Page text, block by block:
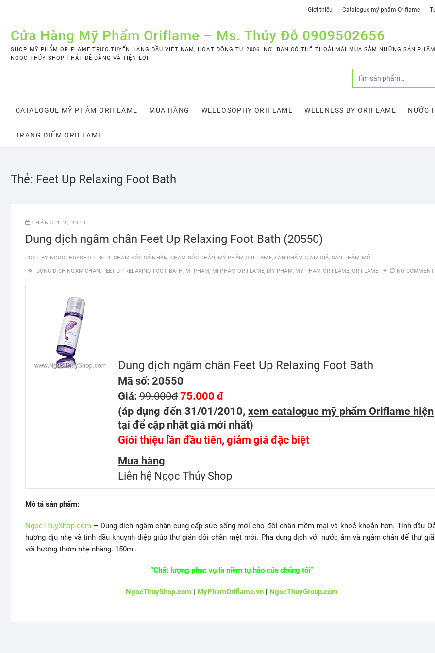
content
Giới thiệu Catalogue mỹ phẩm Oriflame
Cửa Hàng Mỹ Phẩm Oriflame – Ms. Thúy Đỗ 0909502656
SHOP MỸ PHẨM ORIFLAME TRỰC TUYẾN HÀNG ĐẦU VIỆT NAM, HOẠT ĐỘNG TỪ 2006. NƠI BẠN CÓ THỂ THOẢI MÁI MUA SẮM NHỮNG SẢN
NGỌC THÚY SHOP THẬT DỄ DÀNG VÀ TIỆN LỢI
CATALOGUE MỸ PHẨM ORIFLAME MUA HÀNG WELLOSOPHY ORIFLAME WELLNESS BY ORIFLAME NƯỚC
TRANG ĐIỂM ORIFLAME
Thẻ: Feet Up Relaxing Foot Bath
THÁNG 1 2, 2011
Dung dịch ngâm chân Feet Up Relaxing Foot Bath (20550)
POST BY NGOCTHUYSHOP 4. CHĂM SÓC CÁ NHÂN, CHĂM SÓC CHÂN, MỸ PHẨM ORIFLAME,SẢN PHẨM GIẢM GIÁ,SẢN PHẨM MỚI
DUNG DICH NGAM CHAN, FEET UP RELAXING FOOT BATH, MI PHAM, MI PHAM ORIFLAME, MY PHAM, MY PHAM ORIFLAME, ORIFLAME NO
Dung dịch ngâm chân Feet Up Relaxing Foot Bath
Mã số: 20550
Giá: 99.000đ 75.000 đ
(áp dụng đến 31/01/2010,xem catalogue mỹ phẩm Oriflame hiện
tại để cập nhật giá mới nhất)
Giới thiệu lần đầu tiên, giảm giá đặc biệt
Mua hàng
Liên hệ Ngọc Thúy Shop
Mô tả sản phẩm:
NgocThuyShop.com – Dung dịch ngâm chân cung cấp sức sống mới cho đôi chân mềm mại và khoẻ khoắn hơn. Tinh dầu
hương dịu nhẹ và tinh dầu khuynh diệp giúp thư giản đôi chân mệt mỏi. Pha dung dịch với nước ấm và ngâm chân để thư
với hương thơm nhẹ nhàng. 150ml.
“Chất lượng phục vụ là niềm tự hào của chúng tôi”
NgocThuyShop.com| MyPhamOriflame.vn| NgocThuyGroup.com